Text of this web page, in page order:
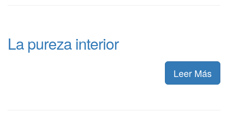
La pureza interior
Leer Más